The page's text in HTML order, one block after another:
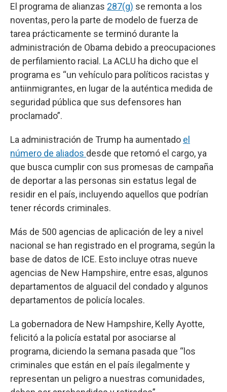
El programa de alianzas 287(g) se remonta a los
noventas, pero la parte de modelo de fuerza de
tarea prácticamente se terminó durante la
administración de Obama debido a preocupaciones
de perfilamiento racial. La ACLU ha dicho que el
programa es “un vehículo para políticos racistas y
antiinmigrantes, en lugar de la auténtica medida de
seguridad pública que sus defensores han
proclamado”.
La administración de Trump ha aumentado el
número de aliados desde que retomó el cargo, ya
que busca cumplir con sus promesas de campaña
de deportar a las personas sin estatus legal de
residir en el país, incluyendo aquellos que podrían
tener récords criminales.
Más de 500 agencias de aplicación de ley a nivel
nacional se han registrado en el programa, según la
base de datos de ICE. Esto incluye otras nueve
agencias de New Hampshire, entre esas, algunos
departamentos de alguacil del condado y algunos
departamentos de policía locales.
La gobernadora de New Hampshire, Kelly Ayotte,
felicitó a la policía estatal por asociarse al
programa, diciendo la semana pasada que “los
criminales que están en el país ilegalmente y
representan un peligro a nuestras comunidades,